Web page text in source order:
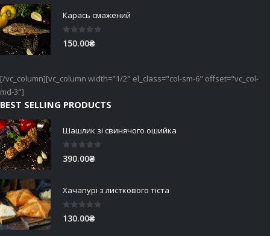
Карась смажений
0 out of 5
150.00₴
[/vc_column][vc_column width="1/2" el_class="col-sm-6" offset="vc_col-
md-3"]
BEST SELLING PRODUCTS
Шашлик зі свинячого ошийка
0 out of 5
390.00₴
Хачапурі з листкового тіста
130.00₴